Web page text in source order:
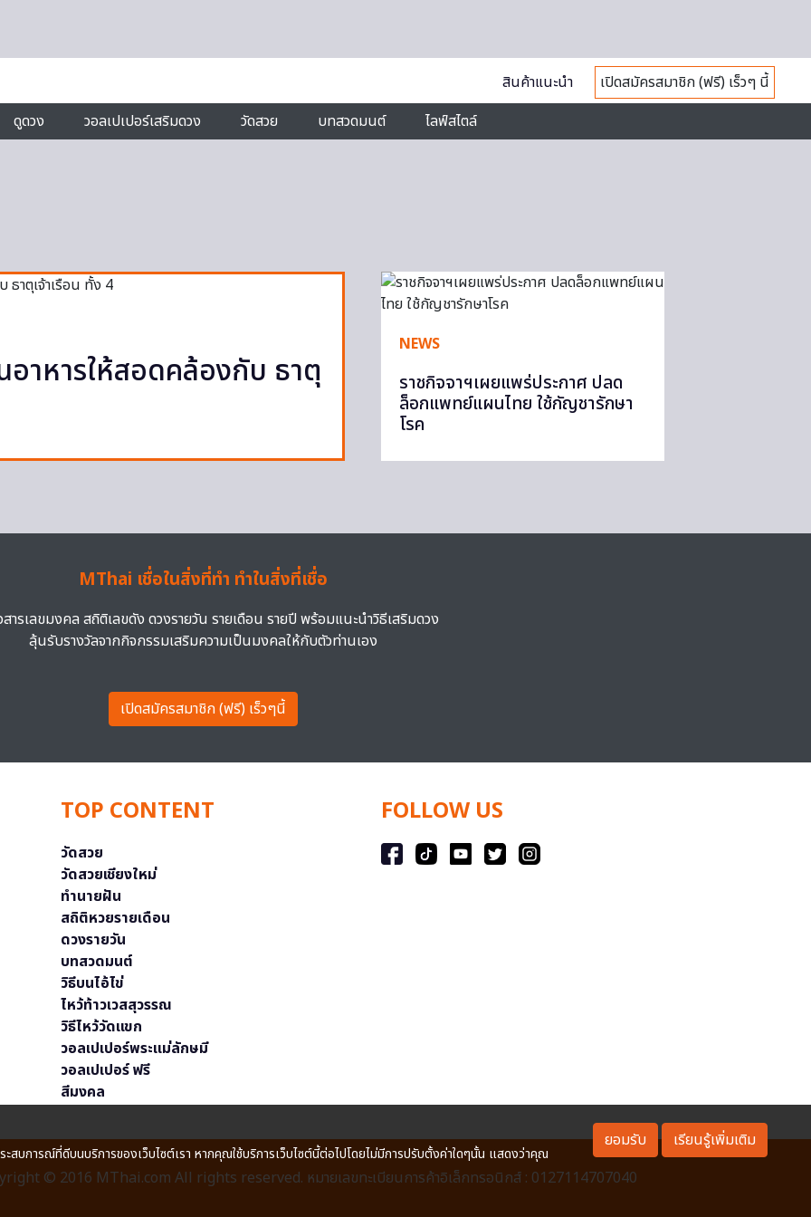
สินค้าแนะนำ
เปิดสมัครสมาชิก (ฟรี) เร็วๆ นี้
ดูดวง วอลเปเปอร์เสริมดวง วัดสวย บทสวดมนต์ ไลฟ์สไตล์
าหารให้สอดคล้องกับ ธาตุ
NEWS
ราชกิจจาฯเผยแพร่ประกาศ ปลด
ล็อกแพทย์แผนไทย ใช้กัญชารักษา
โรค
MThai เชื่อในสิ่งที่ทำ ทำในสิ่งที่เชื่อ
สารเลขมงคล สถิติเลขดัง ดวงรายวัน รายเดือน รายปี พร้อมแนะนำวิธีเสริมดวง
ลุ้นรับรางวัลจากกิจกรรมเสริมความเป็นมงคลให้กับตัวท่านเอง
เปิดสมัครสมาชิก (ฟรี) เร็วๆนี้
TOP CONTENT
วัดสวย
วัดสวยเชียงใหม่
ทำนายฝัน
สถิติหวยรายเดือน
ดวงรายวัน
บทสวดมนต์
วิธีบนไอ้ไข่
ไหว้ท้าวเวสสุวรรณ
วิธีไหว้วัดแขก
วอลเปเปอร์พระแม่ลักษมี
วอลเปเปอร์ ฟรี
สีมงคล
FOLLOW US
© 2016 MThai.com All rights reserved. หมายเลขทะเบียนการค้าอิเล็กทรอนิกส์ : 0127114707040
บการณ์ที่ดีบนบริการของเว็บไซต์เรา หากคุณใช้บริการเว็บไซต์นี้ต่อไปโดยไม่มีการปรับตั้งค่าใดๆนั้น แสดงว่าคุณ
ยอมรับ เรียนรู้เพิ่มเติม